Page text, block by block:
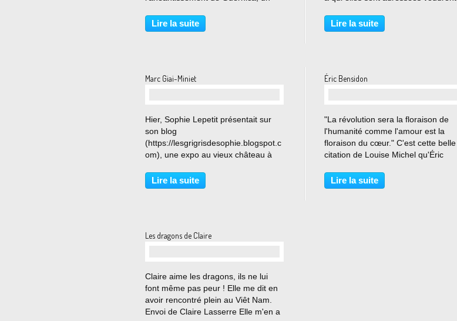
de bombes. Le massacre aérien de
centaines de civils en pleine journée.
Lire la suite
galerie "La Rive et l'Étoile" Il est
grand temps que je prenne un peu
Lire la suite
Marc Giai-Miniet
Hier, Sophie Lepetit présentait sur
son blog
(https://lesgrigrisdesophie.blogspot.c
om), une expo au vieux château à
œuvres d'Abraham Hadad et Marc
Giai-Miniet. Je connaissais le
Lire la suite
Éric Bensidon
"La révolution sera la floraison de
l'humanité comme l'amour est la
floraison du cœur." C'est cette belle
citation de Louise Michel qu'Éric
évidence sur son nouvel envoi. Une
belle façon aussi d'accueillir le
Lire la suite
Les dragons de Claire
Claire aime les dragons, ils ne lui
font même pas peur ! Elle me dit en
avoir rencontré plein au Viêt Nam.
Envoi de Claire Lasserre Elle m'en a